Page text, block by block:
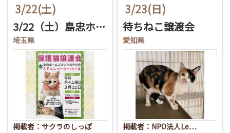
3/22(土)
3/22（土）島忠ホーム…
埼玉県
掲載者：サクラのしっぽ
3/23(日)
待ちねこ譲渡会
愛知県
掲載者：NPO法人Le…